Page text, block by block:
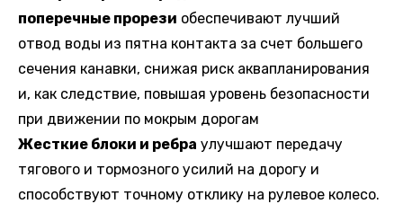
поперечные прорези обеспечивают лучший
отвод воды из пятна контакта за счет большего
сечения канавки, снижая риск аквапланирования
и, как следствие, повышая уровень безопасности
при движении по мокрым дорогам
Жесткие блоки и ребра улучшают передачу
тягового и тормозного усилий на дорогу и
способствуют точному отклику на рулевое колесо.